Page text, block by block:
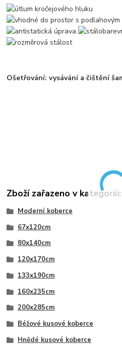
Ošetřování: vysávání a čištění
Zboží zařazeno v
Moderní koberce
67x120cm
80x140cm
120x170cm
133x190cm
160x235cm
200x285cm
Béžové kusové koberce
Hnědé kusové koberce